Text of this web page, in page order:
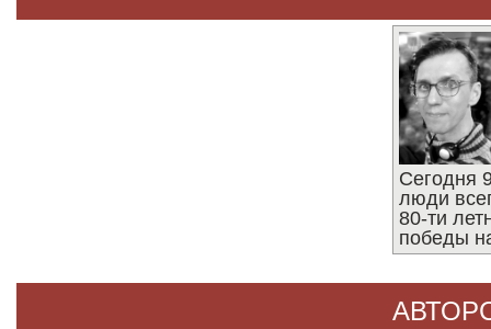
Сегодня
люди
80-ти
победы